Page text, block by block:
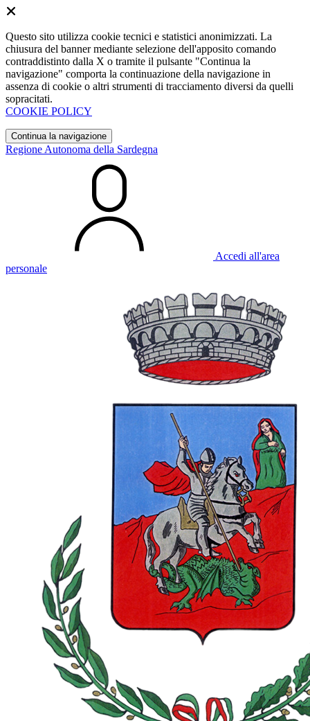
Questo sito utilizza cookie tecnici e statistici anonimizzati. La
chiusura del banner mediante selezione dell'apposito comando
contraddistinto dalla X o tramite il pulsante "Continua la
navigazione" comporta la continuazione della navigazione in
assenza di cookie o altri strumenti di tracciamento diversi da quelli
sopracitati.
COOKIE POLICY
Continua la navigazione
Regione Autonoma della Sardegna
Accedi all'area
personale